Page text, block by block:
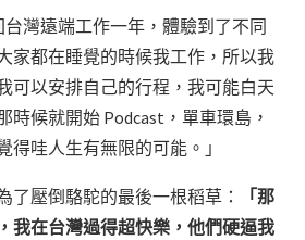
灣遠端工作一年，體驗到了不同
家都在睡覺的時候我工作，所以我
可以安排自己的行程，我可能白天
時候就開始 Podcast，單車環島，
得哇人生有無限的可能。」
了壓倒駱駝的最後一根稻草：
「那
我在台灣過得超快樂，他們硬逼我